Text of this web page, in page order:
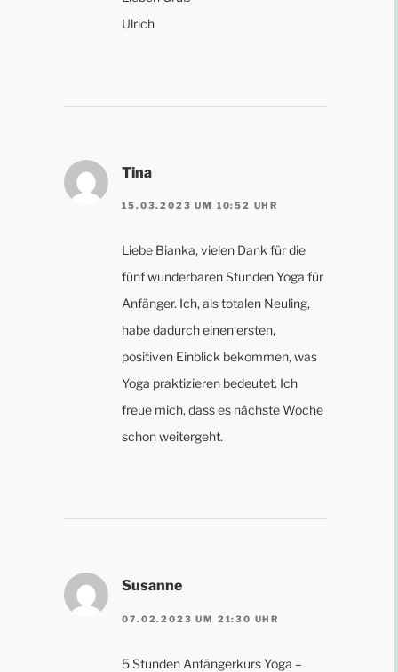
Ulrich
Tina
15.03.2023 UM 10:52 UHR
Liebe Bianka, vielen Dank für die
fünf wunderbaren Stunden Yoga für
Anfänger. Ich, als totalen Neuling,
habe dadurch einen ersten,
positiven Einblick bekommen, was
Yoga praktizieren bedeutet. Ich
freue mich, dass es nächste Woche
schon weitergeht.
Susanne
07.02.2023 UM 21:30 UHR
5 Stunden Anfängerkurs Yoga –